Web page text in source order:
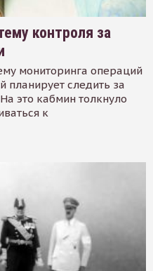
контроля за
мониторинга операций
следить за
это кабмин толкнуло
к